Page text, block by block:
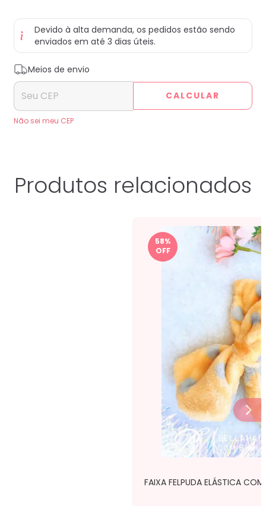
Devido à alta demanda, os pedidos estão sendo
enviados em até 3 dias úteis.
Entregas para o CEP:
Meios de envio
CALCULAR
Não sei meu CEP
Produtos relacionados
58%
OFF
FAIXA FELPUDA ELÁSTICA